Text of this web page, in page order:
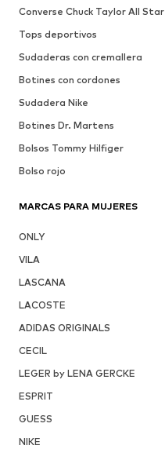
Converse Chuck Taylor All Star
Tops deportivos
Sudaderas con cremallera
Botines con cordones
Sudadera Nike
Botines Dr. Martens
Bolsos Tommy Hilfiger
Bolso rojo
MARCAS PARA MUJERES
ONLY
VILA
LASCANA
LACOSTE
ADIDAS ORIGINALS
CECIL
LEGER by LENA GERCKE
ESPRIT
GUESS
NIKE